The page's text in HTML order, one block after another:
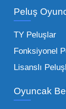
adetli
Çocuk
Bebeklik
toptan
Peluş
TY Peluşlar
Fonksiyonel
Lisanslı
Oyuncak